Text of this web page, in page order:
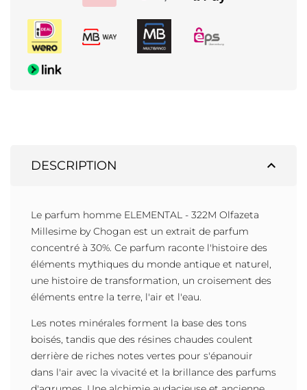
expand_less
DESCRIPTION
Le parfum homme ELEMENTAL - 322M Olfazeta
Millesime by Chogan est un extrait de parfum
concentré à 30%. Ce parfum raconte l'histoire des
éléments mythiques du monde antique et naturel,
une histoire de transformation, un croisement des
éléments entre la terre, l'air et l'eau.
Les notes minérales forment la base des tons
boisés, tandis que des résines chaudes coulent
derrière de riches notes vertes pour s'épanouir
dans l'air avec la vivacité et la brillance des parfums